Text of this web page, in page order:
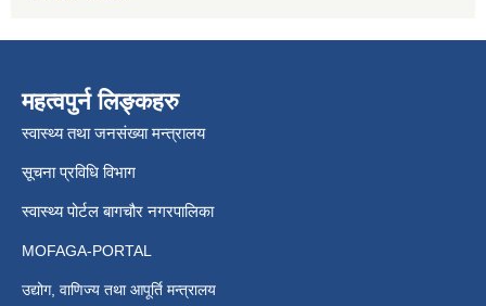
महत्वपुर्न लिङ्कहरु
स्वास्थ्य तथा जनसंख्या मन्त्रालय
सूचना प्रविधि विभाग
स्वास्थ्य पोर्टल बागचौर नगरपालिका
MOFAGA-PORTAL
उद्योग, वाणिज्य तथा आपूर्ति मन्त्रालय